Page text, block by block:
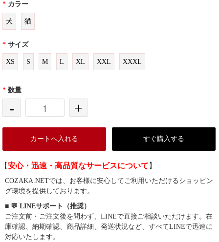
* カラー
犬 猫
* サイズ
XS S M L XL XXL XXXL
* 数量
- +
カートへ入れる すぐ購入する
【安心・迅速・高品質なサービスについて 】
COZAKA.NETでは、お客様に安心してご利用いただけるショッピン
グ環境を提供しております。
■ 💬 LINEサポート（推奨）
ご注文前・ご注文後を問わず、LINEで直接ご相談いただけます。在
庫確認、納期確認、商品詳細、発送状況など、すべてLINEで迅速に
対応いたします。